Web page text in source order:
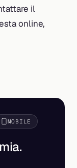
il
online,
MOBILE